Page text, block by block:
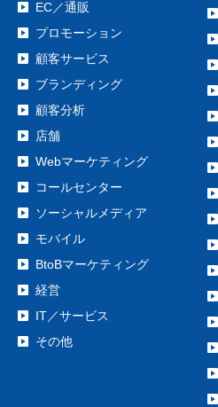
EC／通販
プロモーション
顧客サービス
ブランディング
顧客分析
店舗
Webマーケティング
コールセンター
ソーシャルメディア
モバイル
BtoBマーケティング
経営
IT／サービス
その他